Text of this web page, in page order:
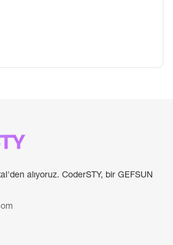
alıyoruz. CoderSTY, bir GEFSUN